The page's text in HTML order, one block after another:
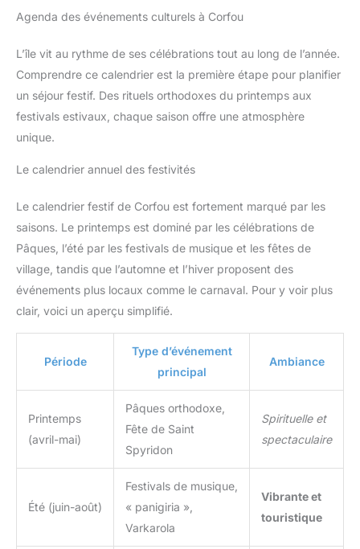
Agenda des événements culturels à Corfou
L’île vit au rythme de ses célébrations tout au long de l’année.
Comprendre ce calendrier est la première étape pour planifier
un séjour festif. Des rituels orthodoxes du printemps aux
festivals estivaux, chaque saison offre une atmosphère
unique.
Le calendrier annuel des festivités
Le calendrier festif de Corfou est fortement marqué par les
saisons. Le printemps est dominé par les célébrations de
Pâques, l’été par les festivals de musique et les fêtes de
village, tandis que l’automne et l’hiver proposent des
événements plus locaux comme le carnaval. Pour y voir plus
clair, voici un aperçu simplifié.
Période
Type d’événement
principal
Ambiance
Printemps
(avril-mai)
Pâques orthodoxe,
Fête de Saint
Spyridon
Spirituelle et
spectaculaire
Été (juin-août)
Festivals de musique,
« panigiria »,
Varkarola
Vibrante et
touristique